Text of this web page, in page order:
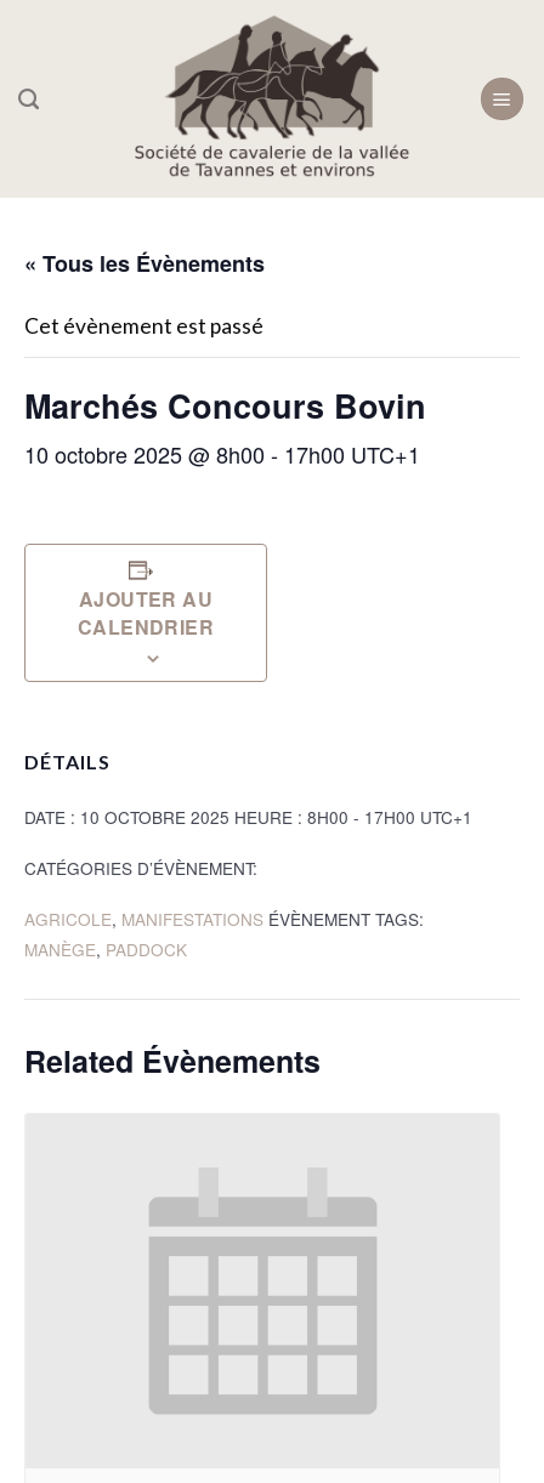
« Tous les Évènements
Cet évènement est passé
Marchés Concours Bovin
10 octobre 2025 @ 8h00 - 17h00 UTC+1
AJOUTER AU
CALENDRIER
DÉTAILS
DATE : 10 OCTOBRE 2025 HEURE : 8H00 - 17H00 UTC+1
CATÉGORIES D’ÉVÈNEMENT:
AGRICOLE, MANIFESTATIONS ÉVÈNEMENT TAGS:
MANÈGE, PADDOCK
Related Évènements